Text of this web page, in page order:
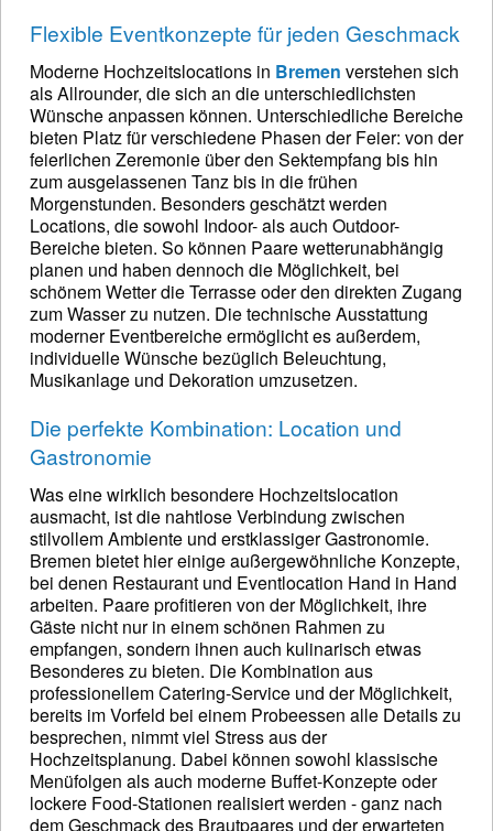
Flexible Eventkonzepte für jeden Geschmack
Moderne Hochzeitslocations in Bremen verstehen sich
als Allrounder, die sich an die unterschiedlichsten
Wünsche anpassen können. Unterschiedliche Bereiche
bieten Platz für verschiedene Phasen der Feier: von der
feierlichen Zeremonie über den Sektempfang bis hin
zum ausgelassenen Tanz bis in die frühen
Morgenstunden. Besonders geschätzt werden
Locations, die sowohl Indoor- als auch Outdoor-
Bereiche bieten. So können Paare wetterunabhängig
planen und haben dennoch die Möglichkeit, bei
schönem Wetter die Terrasse oder den direkten Zugang
zum Wasser zu nutzen. Die technische Ausstattung
moderner Eventbereiche ermöglicht es außerdem,
individuelle Wünsche bezüglich Beleuchtung,
Musikanlage und Dekoration umzusetzen.
Die perfekte Kombination: Location und
Gastronomie
Was eine wirklich besondere Hochzeitslocation
ausmacht, ist die nahtlose Verbindung zwischen
stilvollem Ambiente und erstklassiger Gastronomie.
Bremen bietet hier einige außergewöhnliche Konzepte,
bei denen Restaurant und Eventlocation Hand in Hand
arbeiten. Paare profitieren von der Möglichkeit, ihre
Gäste nicht nur in einem schönen Rahmen zu
empfangen, sondern ihnen auch kulinarisch etwas
Besonderes zu bieten. Die Kombination aus
professionellem Catering-Service und der Möglichkeit,
bereits im Vorfeld bei einem Probeessen alle Details zu
besprechen, nimmt viel Stress aus der
Hochzeitsplanung. Dabei können sowohl klassische
Menüfolgen als auch moderne Buffet-Konzepte oder
lockere Food-Stationen realisiert werden - ganz nach
dem Geschmack des Brautpaares und der erwarteten